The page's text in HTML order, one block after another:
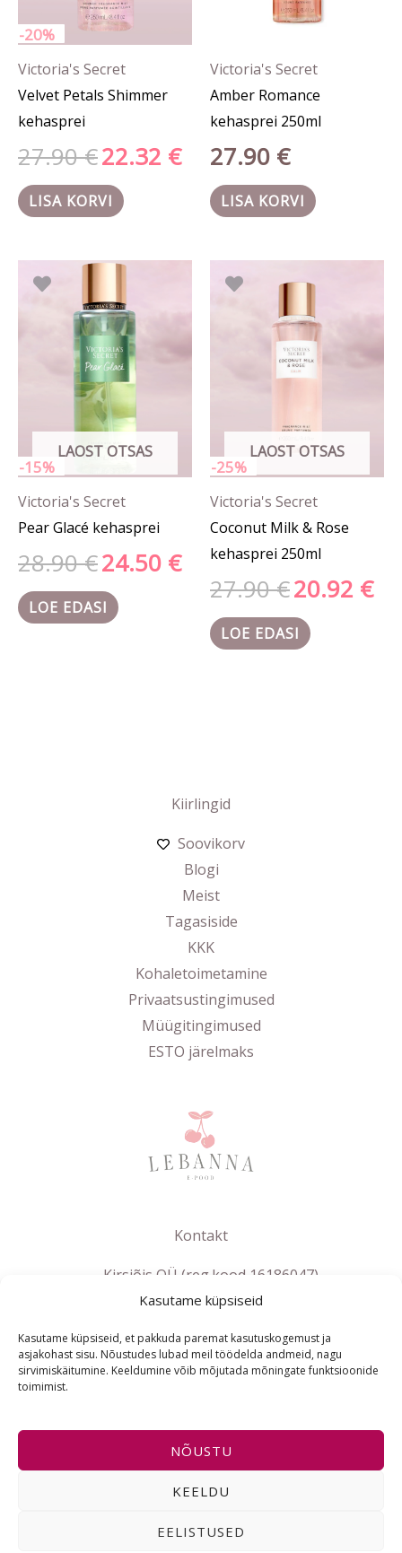
Kasutame küpsiseid
Kasutame küpsiseid, et pakkuda paremat kasutuskogemust ja
asjakohast sisu. Nõustudes lubad meil töödelda andmeid, nagu
sirvimiskäitumine. Keeldumine võib mõjutada mõningate funktsioonide
toimimist.
NÕUSTU
KEELDU
EELISTUSED
-20%
Victoria's Secret
Velvet Petals Shimmer
kehasprei
27.90€22.32 €
LISA KORVI
Victoria's Secret
Amber Romance
kehasprei 250ml
27.90 €
LISA KORVI
-15%
LAOST OTSAS
Victoria's Secret
Pear Glacé kehasprei
28.90€
Algne
oli:
28.90 €.
24.50 €
24.50 €.
LOE EDASI
-25%
LAOST OTSAS
Victoria's Secret
Coconut Milk & Rose
kehasprei 250ml
27.90€
hind
27.90 €.
20.92 €
LOE EDASI
Kontakt
Kirsiõis OÜ (reg.kood 16186047)
info@lebanna.ee
KMKR EE102658392
Kiirlingid
Soovikorv
Blogi
Meist
Tagasiside
KKK
Kohaletoimetamine
Privaatsustingimused
Müügitingimused
ESTO järelmaks
ET
Copyright © 2021-2026 Lebanna e-pood | Powered by
F